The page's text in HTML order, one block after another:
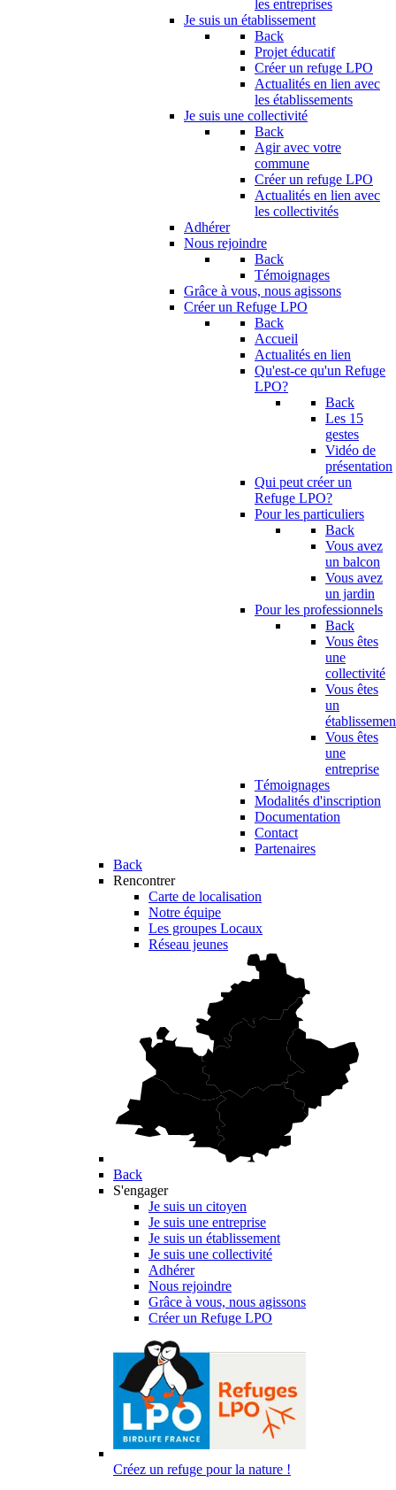
les entreprises
Je suis un établissement
Back
Projet éducatif
Créer un refuge LPO
Actualités en lien avec
les établissements
Je suis une collectivité
Back
Agir avec votre
commune
Créer un refuge LPO
Actualités en lien avec
les collectivités
Adhérer
Nous rejoindre
Back
Témoignages
Grâce à vous, nous agissons
Créer un Refuge LPO
Back
Accueil
Actualités en lien
Qu'est-ce qu'un Refuge
LPO?
Back
Les 15
gestes
Vidéo de
présentation
Qui peut créer un
Refuge LPO?
Pour les particuliers
Back
Vous avez
un balcon
Vous avez
un jardin
Pour les professionnels
Back
Vous êtes
une
collectivité
Vous êtes
un
Vous êtes
une
entreprise
Témoignages
Modalités d'inscription
Documentation
Contact
Partenaires
Back
Rencontrer
Carte de localisation
Notre équipe
Les groupes Locaux
Réseau jeunes
Back
S'engager
Je suis un citoyen
Je suis une entreprise
Je suis un établissement
Je suis une collectivité
Adhérer
Nous rejoindre
Grâce à vous, nous agissons
Créer un Refuge LPO
Créez un refuge pour la nature !